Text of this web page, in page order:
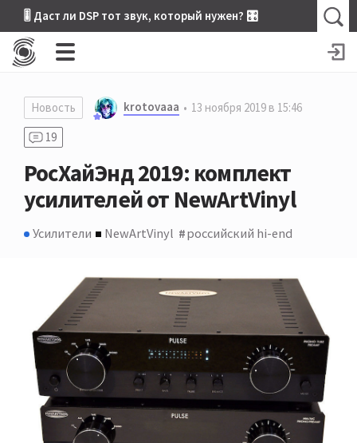
🎚 Даст ли DSP тот звук, который нужен? 🎛
Новость krotovaaa
13 ноября 2019 в 15:46
19
РосХайЭнд 2019: комплект
усилителей от NewArtVinyl
Усилители NewArtVinyl российский hi-end